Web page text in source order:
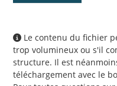
Le contenu du fichier
trop volumineux ou s'il
structure. Il est
téléchargement avec le